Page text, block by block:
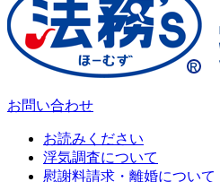
お問い合わせ
お読みください
浮気調査について
慰謝料請求・離婚について